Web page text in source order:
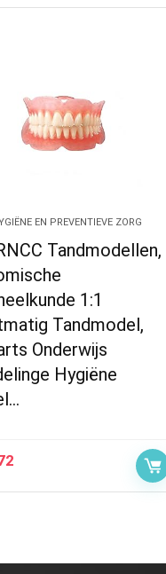
EN PREVENTIEVE ZORG
Tandmodellen,
1:1
Tandmodel,
Onderwijs
Hygiëne